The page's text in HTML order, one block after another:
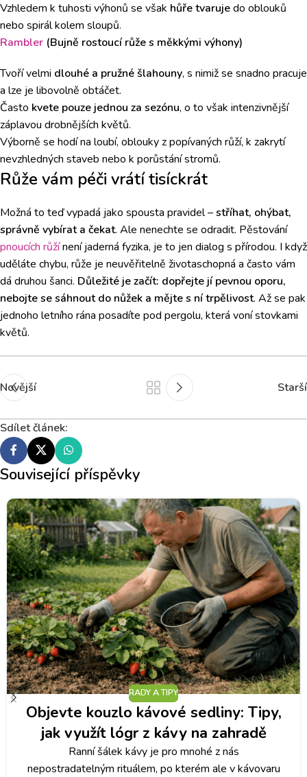
Vzhledem k tuhosti výhonů se však hůře tvarujedo oblouků
nebo spirál kolem sloupů.
Rambler (Bujně rostoucí růže s měkkými výhony)
Tvoří velmi dlouhé a pružné šlahouny, s nimiž se snadno pracuje
a lze je libovolně obtáčet.
Často kvete pouze jednou za sezónu, o to však intenzivnější
záplavou drobnějších květů.
Výborně se hodí na loubí, oblouky z popívaných růží, k zakrytí
nevzhledných staveb nebo k porůstání stromů.
Růže vám péči vrátí tisíckrát
Možná to teď vypadá jako spousta pravidel –stříhat, ohýbat,
správně vybírat a čekat. Ale nenechte se odradit. Pěstování
pnoucích růžínení jaderná fyzika, je to jen dialog s přírodou. I když
uděláte chybu, růže je neuvěřitelně životaschopná a často vám
dá druhou šanci. Důležité je začít: dopřejte jí pevnou oporu,
nebojte se sáhnout do nůžek a mějte s ní trpělivost. Až se pak
jednoho letního rána posadíte pod pergolu, která voní stovkami
květů.
Novější Starší
Sdílet článek:
Související příspěvky
RADY A TIPY
Objevte kouzlo kávové sedliny: Tipy,
jak využít lógr z kávy na zahradě
Ranní šálek kávy je pro mnohé z nás
nepostradatelným rituálem, po kterém ale v kávovaru